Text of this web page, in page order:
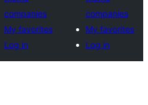
companies
My favorites
Log in
companies
My favorites
Log in